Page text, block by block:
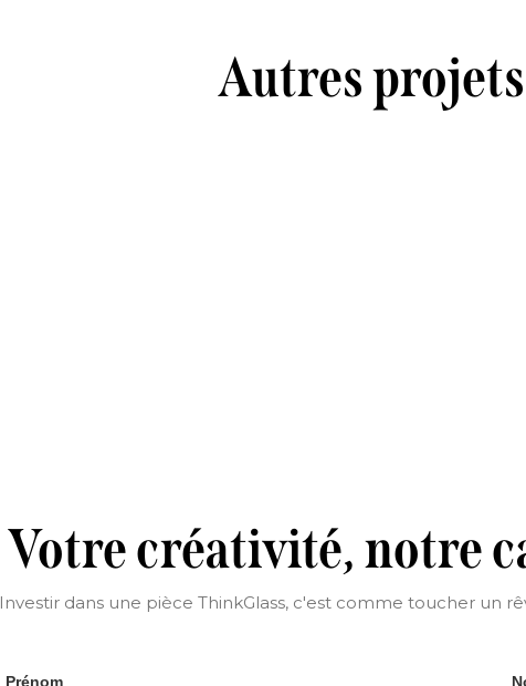
Autres projets
Votre créativité, notre
Investir dans une pièce ThinkGlass, c'est comme toucher un
Prénom